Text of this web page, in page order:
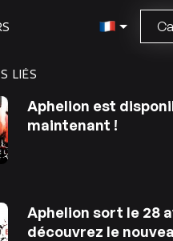
LIÉS
Aphelion est
maintenant !
Aphelion sort le 28
découvrez le